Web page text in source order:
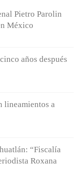
Pietro Parolin
México
años después
lineamientos a
“Fiscalía
Roxana